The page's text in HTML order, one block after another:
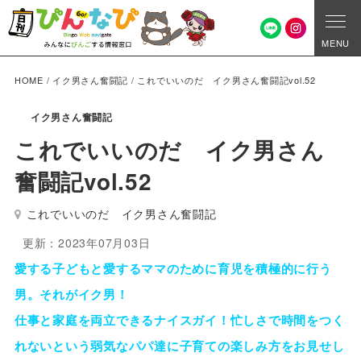
MENU
HOME / イク男さん奮闘記 / これでいいのだ イク男さん奮闘記vol.52
イク男さん奮闘記
これでいいのだ イク男さん
奮闘記vol.52
これでいいのだ イク男さん奮闘記
更新：2023年07月03日
愛する子どもと愛するママのために育児を積極的に行う
男。それがイク男！
仕事と家庭を両立できるナイスガイ！忙しさで時間をつく
れないという弱気なパパ達に子育ての楽しみ方をお見せし